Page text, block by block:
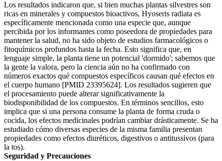
Los resultados indicaron que, si bien muchas plantas silvestres son
ricas en minerales y compuestos bioactivos, Hyoseris radiata es
específicamente mencionada como una especie que, aunque
percibida por los informantes como poseedora de propiedades para
mantener la salud, no ha sido objeto de estudios farmacológicos o
fitoquímicos profundos hasta la fecha. Esto significa que, en
lenguaje simple, la planta tiene un potencial 'dormido'; sabemos que
la gente la valora, pero la ciencia aún no ha confirmado con
números exactos qué compuestos específicos causan qué efectos en
el cuerpo humano [PMID 23395624]. Los resultados sugieren que
el procesamiento puede alterar significativamente la
biodisponibilidad de los compuestos. En términos sencillos, esto
implica que si una persona consume la planta de forma cruda o
cocida, los efectos medicinales podrían cambiar drásticamente. Se ha
estudiado cómo diversas especies de la misma familia presentan
propiedades como efectos diuréticos, digestivos o antitussivos (para
la tos).
Seguridad y Precauciones